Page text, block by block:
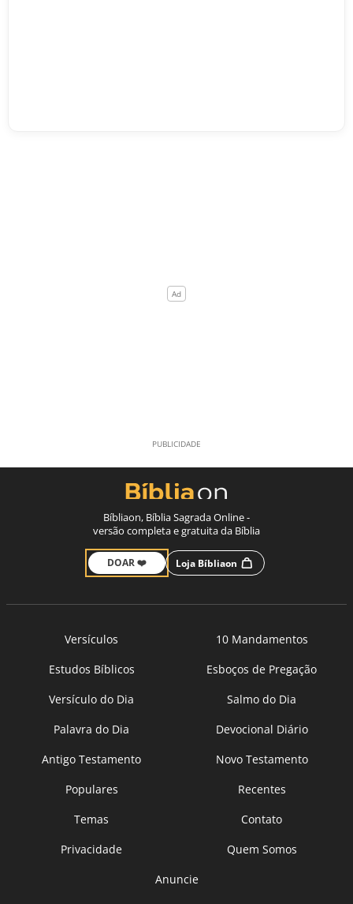
Bíbliaon, Bíblia Sagrada Online -
versão completa e gratuita da Bíblia
DOAR ❤️ Loja Bíbliaon
Versículos
10 Mandamentos
Estudos Bíblicos
Esboços de Pregação
Versículo do Dia
Salmo do Dia
Palavra do Dia
Devocional Diário
Antigo Testamento
Novo Testamento
Populares
Recentes
Temas
Contato
Privacidade
Quem Somos
Anuncie